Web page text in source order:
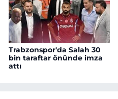
Trabzonspor'da Salah 30
bin taraftar önünde imza
attı